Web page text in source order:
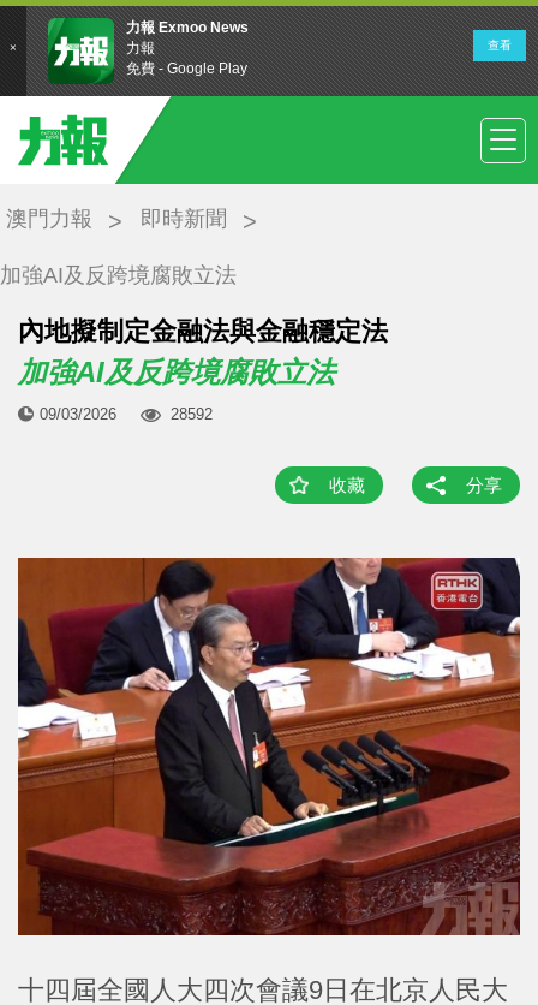
澳門力報 即時新聞
加強AI及反跨境腐敗立法
內地擬制定金融法與金融穩定法
加強AI及反跨境腐敗立法
09/03/2026 28592
收藏 分享
十四屆全國人大四次會議9日在北京人民大